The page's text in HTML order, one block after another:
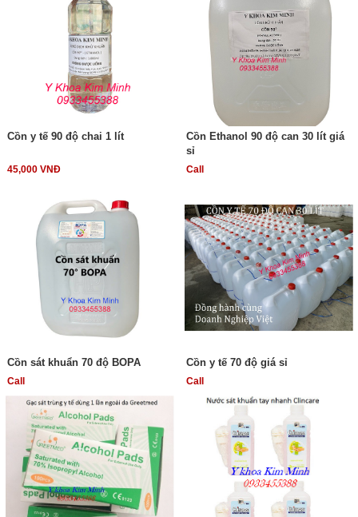
Cồn y tế 90 độ chai 1 lít
45,000 VNĐ
Cồn Ethanol 90 độ can 30 lít giá
sỉ
Call
Cồn sát khuẩn 70 độ BOPA
Call
Cồn y tế 70 độ giá sỉ
Call